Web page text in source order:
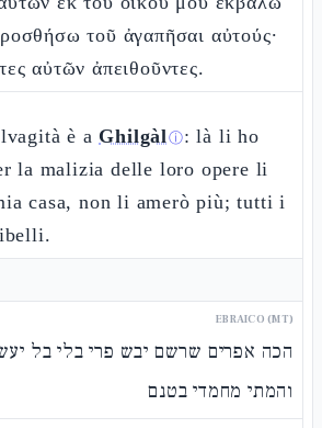
τοῦ ἀγαπῆσαι αὐτούς·
αὐτῶν ἀπειθοῦντες.
è a Ghilgàlⓘ: là li ho
la malizia delle loro opere li
casa, non li amerò più; tutti i
EBRAICO (MT)
הכה אפרים שרשם יבש פרי בלי בל
והמתי מחמדי בטנם